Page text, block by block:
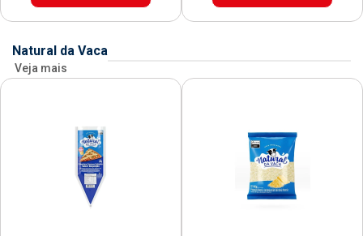
Natural da Vaca
Veja mais